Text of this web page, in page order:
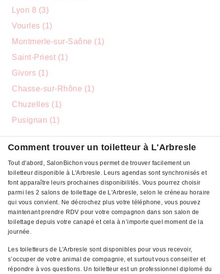
Lyon 8 (3)
Vourles (1)
Montmerle-sur-Saône (1)
Saint-Priest (1)
Givors (1)
Chasse-sur-Rhône (1)
Chuzelles (1)
Pusignan (1)
Comment trouver un toiletteur à L'Arbresle
Tout d'abord, SalonBichon vous permet de trouver facilement un
toiletteur disponible à L'Arbresle. Leurs agendas sont synchronisés et
font apparaître leurs prochaines disponibilités. Vous pourrez choisir
parmi les 2 salons de toilettage de L'Arbresle, selon le créneau horaire
qui vous convient. Ne décrochez plus votre téléphone, vous pouvez
maintenant prendre RDV pour votre compagnon dans son salon de
toilettage depuis votre canapé et cela à n’importe quel moment de la
journée.
Les toiletteurs de L'Arbresle sont disponibles pour vous recevoir,
s’occuper de votre animal de compagnie, et surtout vous conseiller et
répondre à vos questions. Un toiletteur est un professionnel diplomé du